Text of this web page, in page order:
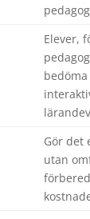
Elever,
Gör det
utan